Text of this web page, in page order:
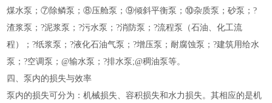
煤水泵；⑦除鳞泵；⑧压舱泵；⑨倾斜平衡泵；⑩杂质泵；砂泵；?
渣浆泵；?泥浆泵；?污水泵；?消防泵；?流程泵（石油、化工流
程）；?纸浆泵；?液化石油气泵；?增压泵；耐腐蚀泵；?建筑用给水
泵；?空调泵；@输水泵；?排水泵;@稠油泵等。
四、泵内的损失与效率
泵内的损失可分为：机械损失、容积损失和水力损失。其相应的是机